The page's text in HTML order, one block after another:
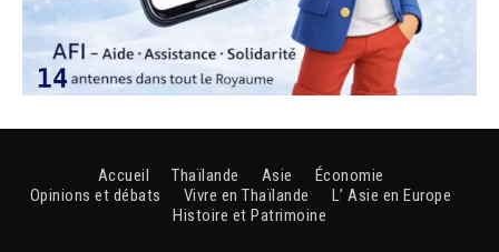
Accueil Thaïlande Asie
Économie
Opinions et débats
Vivre en Thaïlande
L’ Asie en Europe
Histoire et Patrimoine